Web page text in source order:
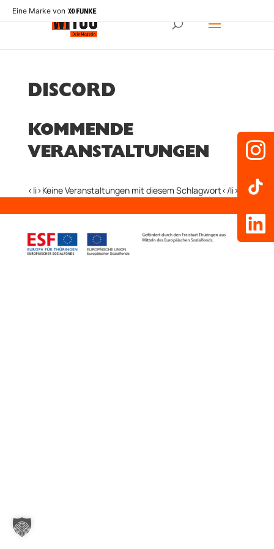
Eine Marke von
DISCORD
KOMMENDE
VERANSTALTUNGEN
<li>Keine Veranstaltungen mit diesem Schlagwort</li>